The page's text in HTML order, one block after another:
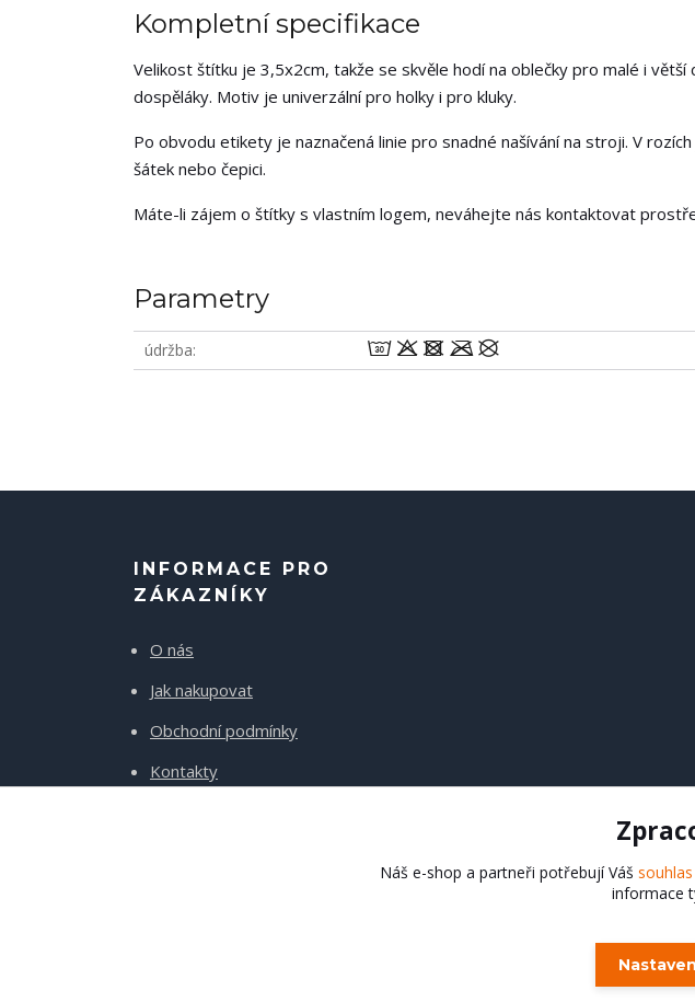
Kompletní specifikace
Velikost štítku je 3,5x2cm, takže se skvěle hodí na oblečky pro malé i
dospěláky. Motiv je univerzální pro holky i pro kluky.
Po obvodu etikety je naznačená linie pro snadné našívání na stroji. V
šátek nebo čepici.
Máte-li zájem o štítky s vlastním logem, neváhejte nás kontaktovat
Parametry
údržba wodmU
INFORMACE PRO
ZÁKAZNÍKY
O nás
Jak nakupovat
Obchodní podmínky
Kontakty
Náš e-shop a partneři potřebují Váš souhlas
informace